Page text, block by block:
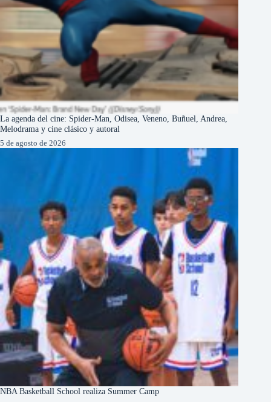
La agenda del cine: Spider-Man, Odisea, Veneno, Buñuel, Andrea,
Melodrama y cine clásico y autoral
5 de agosto de 2026
NBA Basketball School realiza Summer Camp